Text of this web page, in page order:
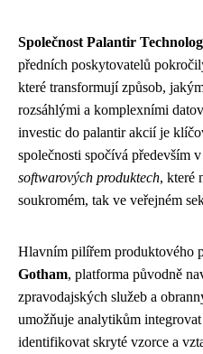
Společnost Palantir
předních poskytovatelů
které transformují způsob,
rozsáhlými a komplexními
investic do palantir akcií je
společnosti spočívá především
softwarových produktech, které
soukromém, tak ve veřejném
Hlavním pilířem produktového
Gotham, platforma původně
zpravodajských služeb a
umožňuje analytikům
identifikovat skryté vzorce a